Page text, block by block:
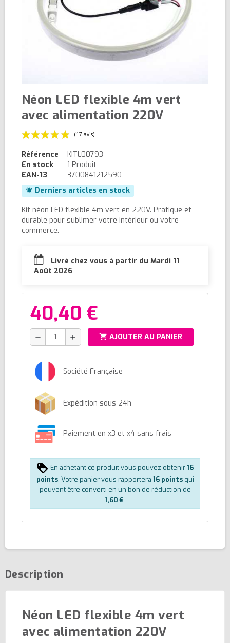
Néon LED flexible 4m vert
avec alimentation 220V
(17 avis)
Référence
KITL00793
En stock
1 Produit
EAN-13
3700841212590
notifications_active Derniers articles en stock
Kit néon LED flexible 4m vert en 220V. Pratique et
durable pour sublimer votre intérieur ou votre
commerce.
Livré chez vous à partir du Mardi 11
Août 2026
40,40 €
remove add shopping_cart AJOUTER AU PANIER
Société Française
Expédition sous 24h
Paiement en x3 et x4 sans frais
En achetant ce produit vous pouvez obtenir16
points. Votre panier vous rapportera 16pointsqui
peuvent être converti en un bon de réduction de
1,60 €.
Description
Néon LED flexible 4m vert
avec alimentation 220V